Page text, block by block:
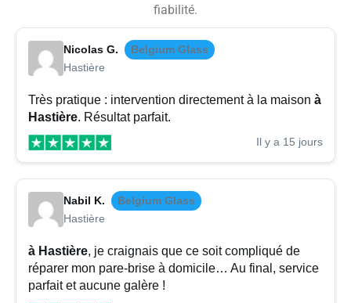
fiabilité.
Nicolas G.
Belgium Glass
Hastière
Très pratique : intervention directement à la maison à
Hastière. Résultat parfait.
Il y a 15 jours
Nabil K.
Belgium Glass
Hastière
à Hastière, je craignais que ce soit compliqué de
réparer mon pare-brise à domicile… Au final, service
parfait et aucune galère !